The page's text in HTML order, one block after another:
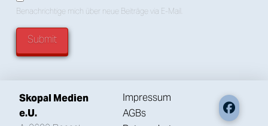
Benachrichtige mich über neue Beiträge via E-Mail.
Skopal Medien
e.U.
Impressum
AGBs